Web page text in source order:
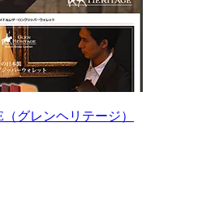
グレンヘリテージ）